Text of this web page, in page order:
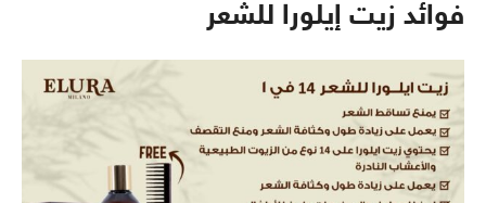
فوائد زيت إيلورا للشعر